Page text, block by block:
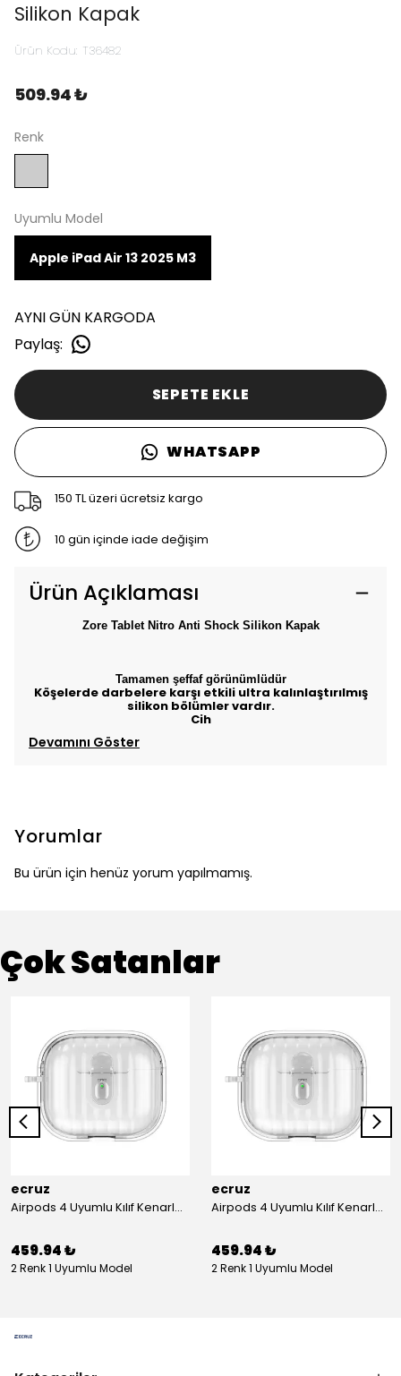
Silikon Kapak
Ürün Kodu: T36482
509.94 ₺
Renk
Uyumlu Model
Apple iPad Air 13 2025 M3
AYNI GÜN KARGODA
Paylaş:
SEPETE EKLE
WHATSAPP
150 TL üzeri ücretsiz kargo
10 gün içinde iade değişim
Ürün Açıklaması
Zore Tablet Nitro Anti Shock Silikon Kapak
Tamamen şeffaf görünümlüdür
Köşelerde darbelere karşı etkili ultra kalınlaştırılmış
silikon bölümler vardır.
Cih
Devamını Göster
Yorumlar
Bu ürün için henüz yorum yapılmamış.
Çok Satanlar
ecruz
Airpods 4 Uyumlu Kılıf Kenarları Renkli Şeffaf Dilimli Silikon Ecruz Airbag 40 Uyumlu Kılıf
459.94 ₺
2 Renk 1 Uyumlu Model
ecruz
Airpods 4 Uyumlu Kılıf Kenarları Renkli Şeffaf Dilimli Silikon Ecruz Airbag 40 Uyumlu Kılıf
459.94 ₺
2 Renk 1 Uyumlu Model